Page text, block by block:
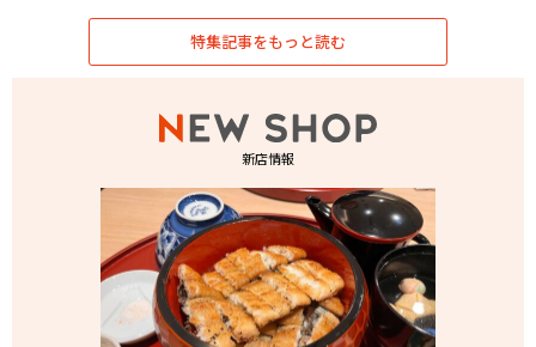
特集記事をもっと読む
新店情報